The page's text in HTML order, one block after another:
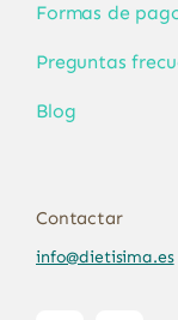
Formas de
Preguntas
Blog
Contactar
info@dietisima.es